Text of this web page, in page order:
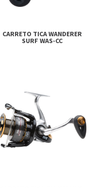
CARRETO TICA WANDERER
SURF WAS-CC